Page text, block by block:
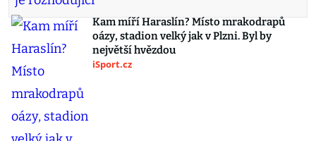
Kam míří Haraslín? Místo mrakodrapů
oázy, stadion velký jak v Plzni. Byl by
největší hvězdou
iSport.cz